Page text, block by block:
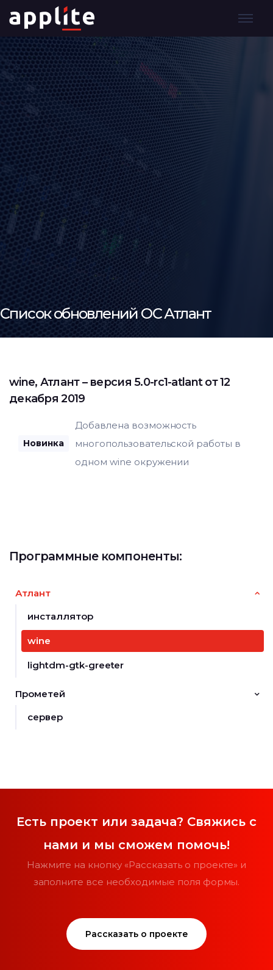
Список обновлений ОС Атлант
wine, Атлант– версия 5.0-rc1-atlant от 12
декабря 2019
Новинка
Добавлена возможность
многопользовательской работы в
одном wine окружении
Программные компоненты:
Атлант
инсталлятор
wine
lightdm-gtk-greeter
Прометей
сервер
Есть проект или задача? Свяжись с
нами и мы сможем помочь!
Нажмите на кнопку «Рассказать о проекте» и
заполните все необходимые поля формы.
Рассказать о проекте